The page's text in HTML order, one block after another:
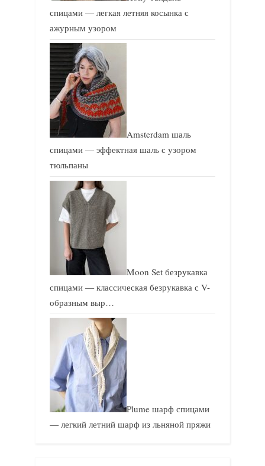
спицами — легкая летняя косынка с
ажурным узором
Amsterdam шаль
спицами — эффектная шаль с узором
тюльпаны
Moon Set безрукавка
спицами — классическая безрукавка с V-
образным выр…
Plume шарф спицами
— легкий летний шарф из льняной пряжи